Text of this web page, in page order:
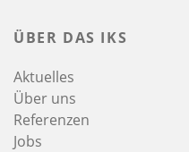
ÜBER DAS IKS
Aktuelles
Über uns
Referenzen
Jobs